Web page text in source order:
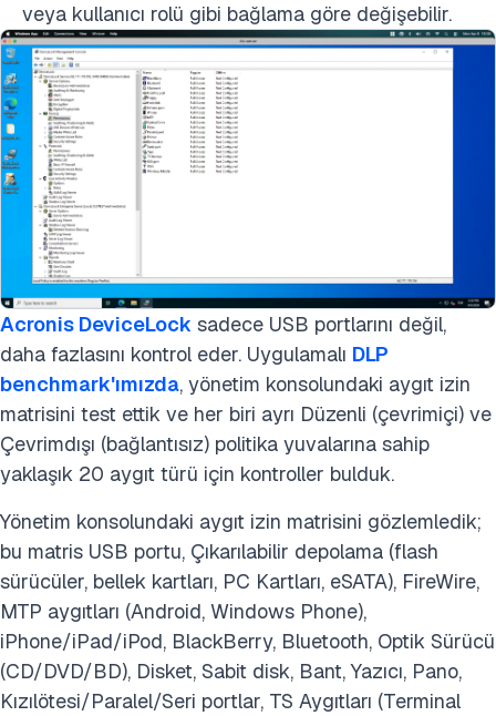
veya kullanıcı rolü gibi bağlama göre değişebilir.
Acronis DeviceLock sadece USB portlarını değil,
daha fazlasını kontrol eder. Uygulamalı DLP
benchmark'ımızda, yönetim konsolundaki aygıt izin
matrisini test ettik ve her biri ayrı Düzenli (çevrimiçi) ve
Çevrimdışı (bağlantısız) politika yuvalarına sahip
yaklaşık 20 aygıt türü için kontroller bulduk.
Yönetim konsolundaki aygıt izin matrisini gözlemledik;
bu matris USB portu, Çıkarılabilir depolama (flash
sürücüler, bellek kartları, PC Kartları, eSATA), FireWire,
MTP aygıtları (Android, Windows Phone),
iPhone/iPad/iPod, BlackBerry, Bluetooth, Optik Sürücü
(CD/DVD/BD), Disket, Sabit disk, Bant, Yazıcı, Pano,
Kızılötesi/Paralel/Seri portlar, TS Aygıtları (Terminal